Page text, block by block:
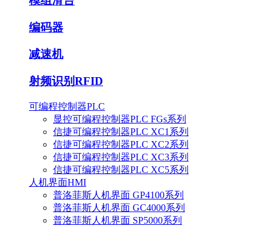
编码器
减速机
射频识别RFID
可编程控制器PLC
显控可编程控制器PLC FGs系列
信捷可编程控制器PLC XC1系列
信捷可编程控制器PLC XC2系列
信捷可编程控制器PLC XC3系列
信捷可编程控制器PLC XC5系列
人机界面HMI
普洛菲斯人机界面 GP4100系列
普洛菲斯人机界面 GC4000系列
普洛菲斯人机界面 SP5000系列